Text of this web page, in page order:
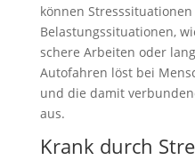
können
Belastungssituationen,
schere Arbeiten oder
Autofahren löst bei
und die damit
aus.
Krank durch